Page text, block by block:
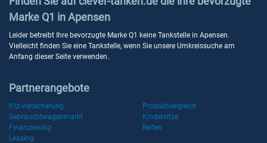
Marke Q1 in Apensen
Leider betreibt Ihre bevorzugte Marke Q1 keine Tankstelle in Apensen.
Vielleicht finden Sie eine Tankstelle, wenn Sie unsere Umkreissuche am
Anfang dieser Seite verwenden.
Partnerangebote
Kfz-Versicherung
Produktvergleich
Gebrauchtwagenmarkt
Kindersitze
Finanzierung
Reifen
Leasing